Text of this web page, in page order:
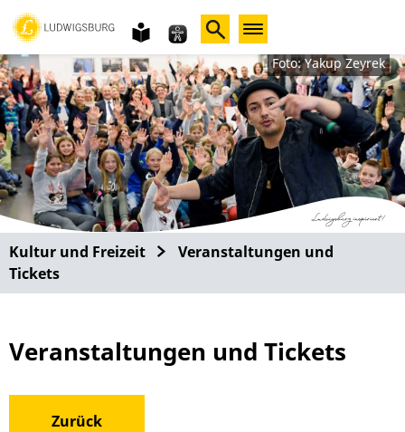
Gebärdensprache
leichte
Sprache Foto: Yakup Zeyrek
Kultur und Freizeit
Veranstaltungen und
Tickets
Veranstaltungen und Tickets
Zurück